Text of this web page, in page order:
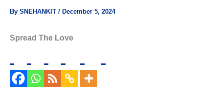
By SNEHANKIT / December 5, 2024
Spread The Love